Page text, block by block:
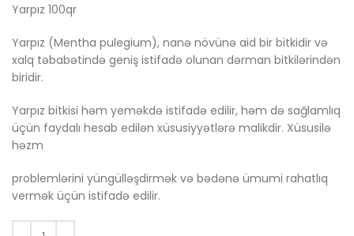
Yarpız 100qr
Yarpız (Mentha pulegium), nanə növünə aid bir bitkidir və
xalq təbabətində geniş istifadə olunan dərman bitkilərindən
biridir.
Yarpız bitkisi həm yeməkdə istifadə edilir, həm də sağlamlıq
üçün faydalı hesab edilən xüsusiyyətlərə malikdir. Xüsusilə
həzm
problemlərini yüngülləşdirmək və bədənə ümumi rahatlıq
vermək üçün istifadə edilir.